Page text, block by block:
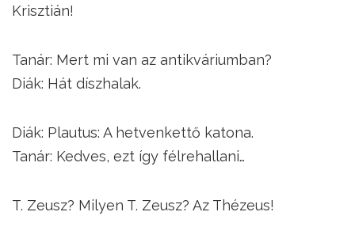
Krisztián!
Tanár: Mert mi van az antikváriumban?
Diák: Hát díszhalak.
Diák: Plautus: A hetvenkettő katona.
Tanár: Kedves, ezt így félrehallani…
T. Zeusz? Milyen T. Zeusz? Az Thézeus!